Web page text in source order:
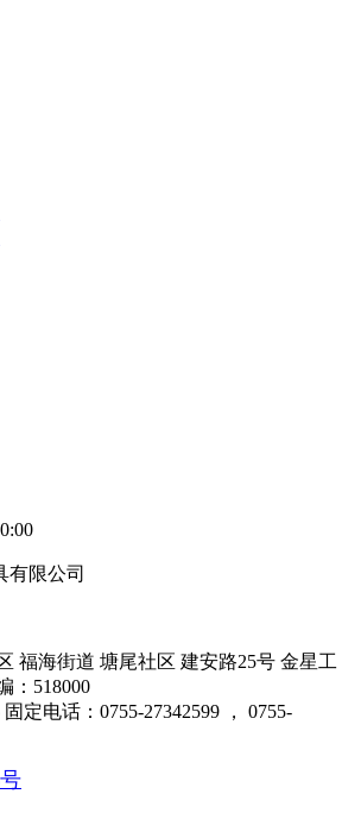
有限公司
福海街道 塘尾社区 建安路25号 金星工
：518000
定电话：0755-27342599 ， 0755-